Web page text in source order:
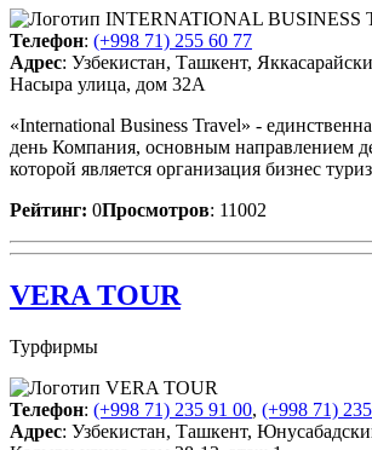
Телефон: (+998 71) 255 60 77
Адрес: Узбекистан, Ташкент,
Насыра улица, дом 32А
«International Business Travel» -
день Компания, основным направлением
которой является организация бизнес
Рейтинг: 0Просмотров: 11002
VERA TOUR
Турфирмы
Телефон: (+998 71) 235 91 00, (+998 71)
Адрес: Узбекистан, Ташкент,